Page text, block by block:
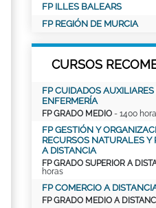
FP ILLES BALEARS
FP REGIÓN DE MURCIA
CURSOS
FP CUIDADOS AUXILIARES
ENFERMERÍA
FP GRADO MEDIO - 1400
FP GESTIÓN Y
RECURSOS NATURALES Y
A DISTANCIA
FP GRADO SUPERIOR A
horas
FP COMERCIO A
FP GRADO MEDIO A